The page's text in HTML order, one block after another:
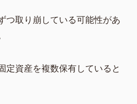
つ取り崩している可能性があ
定資産を複数保有していると